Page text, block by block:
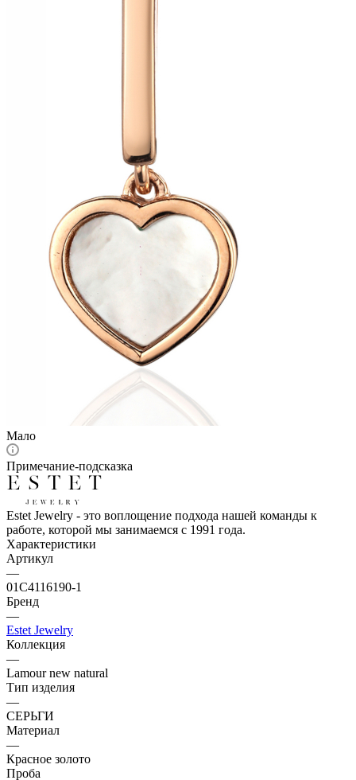
Мало
Примечание-подсказка
Estet Jewelry - это воплощение подхода нашей команды к
работе, которой мы занимаемся с 1991 года.
Характеристики
Артикул
—
01С4116190-1
Бренд
—
Estet Jewelry
Коллекция
—
Lamour new natural
Тип изделия
—
СЕРЬГИ
Материал
—
Красное золото
Проба